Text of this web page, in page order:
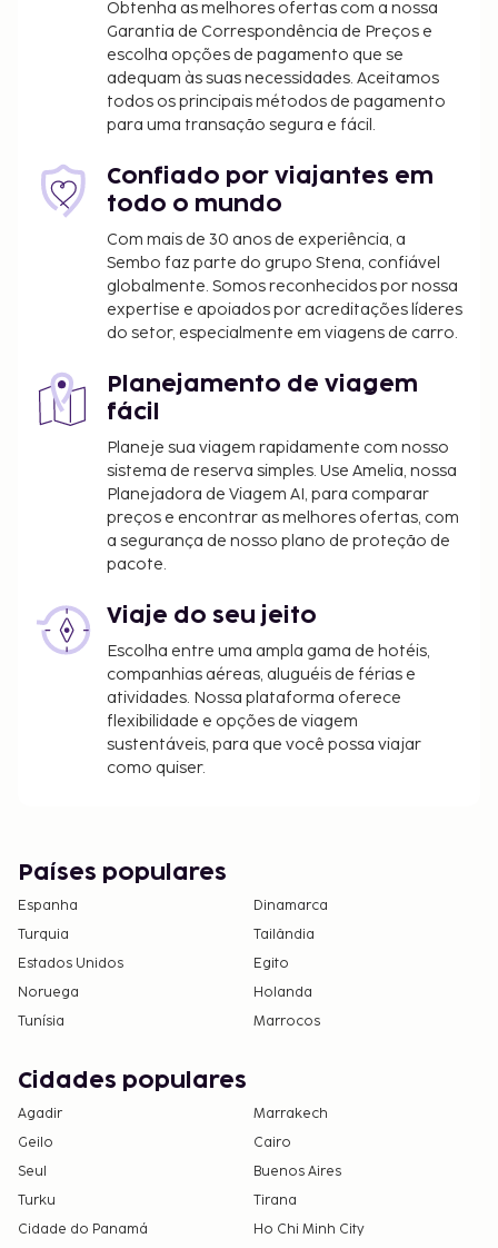
para organizar os seus eventos. Há estacionamento
grátis no local. Relaxe no spa de serviço completo,
que oferece tratamentos corporais e tratamentos
faciais. Se procura entretenimento e atividades
recreativas, encontrará um health club, uma piscina
exterior e um banho turco. As facilidades adicionais
incluem Wi-fi grátis, serviços de concierge e
serviços para casamentos. Peça o seu cocktail
favorito no bar/lounge.
O alojamento irá solicitar-lhe o pagamento dos
seguintes custos. Podem incluir os impostos
aplicáveis:
Taxa no destino: 60000 VND por pessoa, por
estadia. Esta taxa não se aplica a crianças com
menos de 1 ano.
Incluímos todas as taxas que o alojamento nos
comunicou.
Este alojamento situa-se no Parque Nacional Ba Vì.
A taxa obrigatória adicional indicada inclui a taxa
obrigatória de entrada no parque, cobrada à
Apenas é permitido o acesso aos quartos a
clientes registados.
O alojamento é limpo por profissionais.
Disponibilização de opções de pagamento sem
numerário em todas as transações.
O alojamento disponibiliza check-in sem
contacto e check-out sem contacto.
Obtenha as melhores ofertas com a nossa
Garantia de Correspondência de Preços e
escolha opções de pagamento que se
adequam às suas necessidades. Aceitamos
todos os principais métodos de pagamento
para uma transação segura e fácil.
Confiado por viajantes em
todo o mundo
Com mais de 30 anos de experiência, a
Sembo faz parte do grupo Stena, confiável
globalmente. Somos reconhecidos por nossa
expertise e apoiados por acreditações líderes
do setor, especialmente em viagens de carro.
Planejamento de viagem
fácil
Planeje sua viagem rapidamente com nosso
sistema de reserva simples. Use Amelia, nossa
Planejadora de Viagem AI, para comparar
preços e encontrar as melhores ofertas, com
a segurança de nosso plano de proteção de
pacote.
Viaje do seu jeito
Escolha entre uma ampla gama de hotéis,
companhias aéreas, aluguéis de férias e
atividades. Nossa plataforma oferece
flexibilidade e opções de viagem
sustentáveis, para que você possa viajar
como quiser.
Países populares
Espanha
Dinamarca
Turquia
Tailândia
Estados Unidos
Egito
Noruega
Holanda
Tunísia
Marrocos
Cidades populares
Agadir
Marrakech
Geilo
Cairo
Seul
Buenos Aires
Turku
Tirana
Cidade do Panamá
Ho Chi Minh City